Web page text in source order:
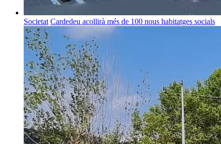
Societat Cardedeu acollirà més de 100 nous habitatges socials